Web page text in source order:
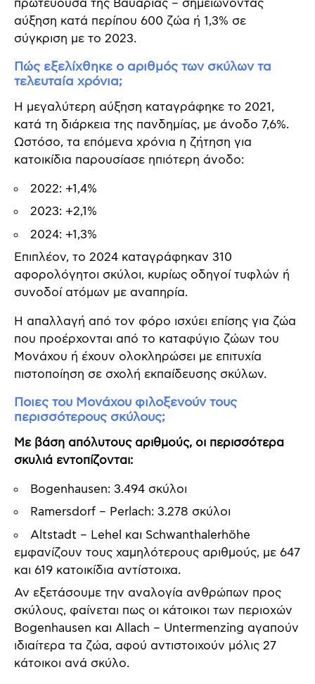
πρωτεύουσα της Βαυαρίας – σημειώνοντας
αύξηση κατά περίπου 600 ζώα ή 1,3% σε
σύγκριση με το 2023.
Πώς εξελίχθηκε ο αριθμός των σκύλων τα
τελευταία χρόνια;
Η μεγαλύτερη αύξηση καταγράφηκε το 2021,
κατά τη διάρκεια της πανδημίας, με άνοδο 7,6%.
Ωστόσο, τα επόμενα χρόνια η ζήτηση για
κατοικίδια παρουσίασε ηπιότερη άνοδο:
2022: +1,4%
2023: +2,1%
2024: +1,3%
Επιπλέον, το 2024 καταγράφηκαν 310
αφορολόγητοι σκύλοι, κυρίως οδηγοί τυφλών ή
συνοδοί ατόμων με αναπηρία.
Η απαλλαγή από τον φόρο ισχύει επίσης για ζώα
που προέρχονται από το καταφύγιο ζώων του
Μονάχου ή έχουν ολοκληρώσει με επιτυχία
πιστοποίηση σε σχολή εκπαίδευσης σκύλων.
Ποιες του Μονάχου φιλοξενούν τους
περισσότερους σκύλους;
Με βάση απόλυτους αριθμούς, οι περισσότερα
σκυλιά εντοπίζονται:
Bogenhausen: 3.494 σκύλοι
Ramersdorf – Perlach: 3.278 σκύλοι
Altstadt – Lehel και Schwanthalerhöhe
εμφανίζουν τους χαμηλότερους αριθμούς, με 647
και 619 κατοικίδια αντίστοιχα.
Αν εξετάσουμε την αναλογία ανθρώπων προς
σκύλους, φαίνεται πως οι κάτοικοι των περιοχών
Bogenhausen και Allach – Untermenzing αγαπούν
ιδιαίτερα τα ζώα, αφού αντιστοιχούν μόλις 27
κάτοικοι ανά σκύλο.